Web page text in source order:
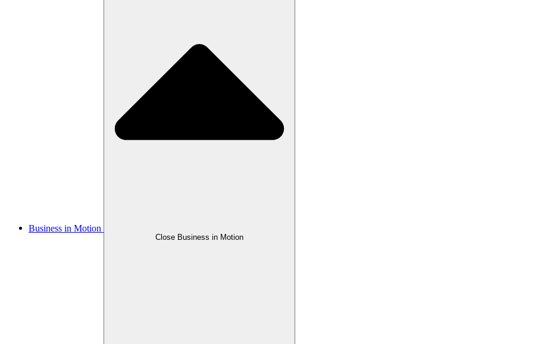
Business in Motion
Close Business in Motion